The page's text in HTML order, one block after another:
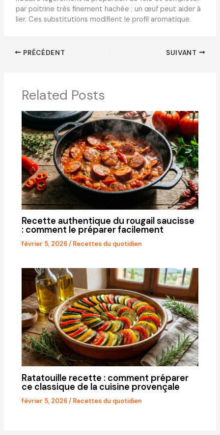
par poitrine très finement hachée ; un œuf peut aider à
lier. Ces substitutions modifient le profil aromatique.
PRÉCÉDENT SUIVANT
Related Posts
Recette authentique du rougail saucisse
: comment le préparer facilement
février 5, 2026/ Recettes du quotidien
Ratatouille recette : comment préparer
ce classique de la cuisine provençale
février 5, 2026/ Recettes du quotidien